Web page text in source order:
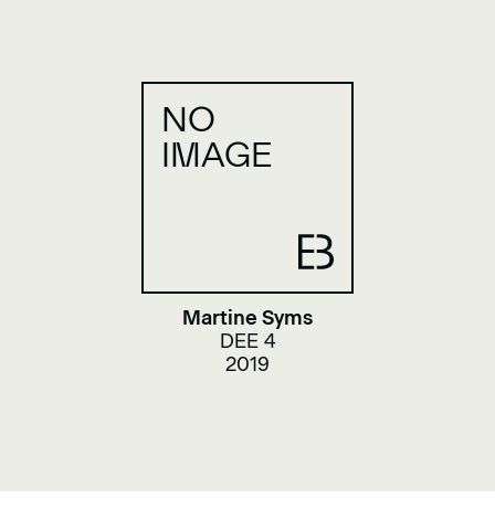
NO
IMAGE
Martine Syms
DEE 4
2019